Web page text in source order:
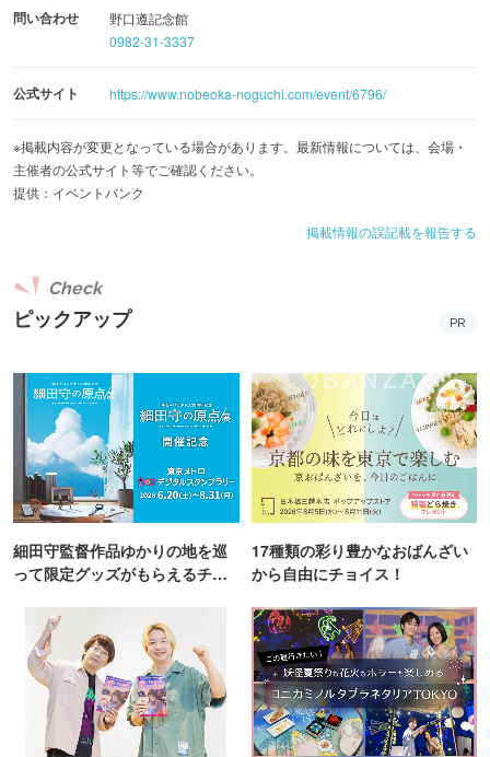
問い合わせ
野口遵記念館
0982-31-3337
公式サイト https://www.nobeoka-noguchi.com/event/6796/
※掲載内容が変更となっている場合があります。最新情報については、会場・
主催者の公式サイト等でご確認ください。
提供：イベントバンク
掲載情報の誤記載を報告する
ピックアップ
Check
PR
細田守監督作品ゆかりの地を巡
って限定グッズがもらえるチャ
17種類の彩り豊かなおばんざい
から自由にチョイス！